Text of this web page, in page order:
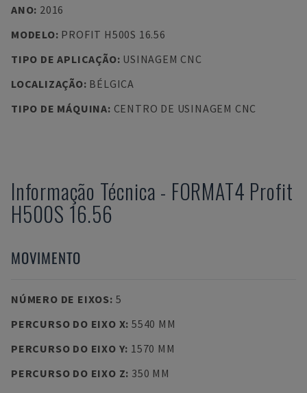
ANO: 2016
MODELO: PROFIT H500S 16.56
TIPO DE APLICAÇÃO: USINAGEM CNC
LOCALIZAÇÃO: BÉLGICA
TIPO DE MÁQUINA: CENTRO DE USINAGEM CNC
Informação Técnica - FORMAT4 Profit
H500S 16.56
MOVIMENTO
NÚMERO DE EIXOS: 5
PERCURSO DO EIXO X: 5540 MM
PERCURSO DO EIXO Y: 1570 MM
PERCURSO DO EIXO Z: 350 MM